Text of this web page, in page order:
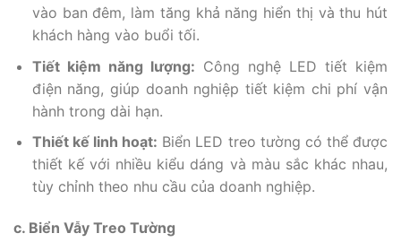
vào ban đêm, làm tăng khả năng hiển thị và thu hút
khách hàng vào buổi tối.
Tiết kiệm năng lượng: Công nghệ LED tiết kiệm
điện năng, giúp doanh nghiệp tiết kiệm chi phí vận
hành trong dài hạn.
Thiết kế linh hoạt: Biển LED treo tường có thể được
thiết kế với nhiều kiểu dáng và màu sắc khác nhau,
tùy chỉnh theo nhu cầu của doanh nghiệp.
c. Biển Vẫy Treo Tường